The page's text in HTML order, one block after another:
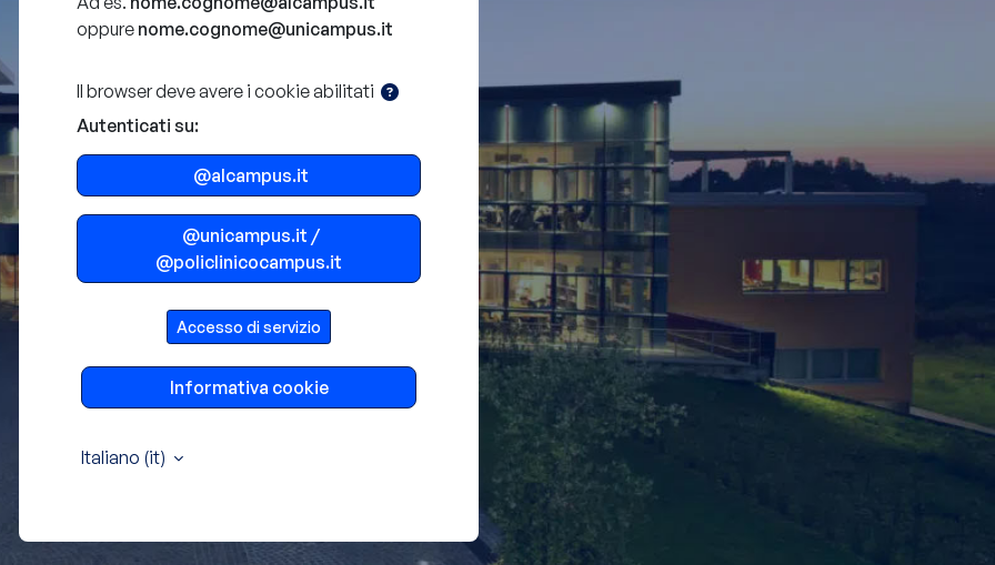
oppure nome.cognome@unicampus.it
Il browser deve avere i cookie abilitati
Autenticati su:
@alcampus.it
@unicampus.it /
@policlinicocampus.it
Accesso di servizio
Informativa cookie
Italiano ‎(it)‎